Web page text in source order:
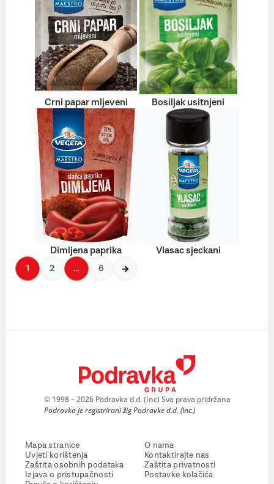
Crni papar mljeveni Bosiljak usitnjeni
Dimljena paprika Vlasac sjeckani
1 2 … 6
© 1998 – 2026 Podravka d.d. (Inc) Sva prava pridržana
Podravka je registrirani žig Podravke d.d. (Inc.)
Mapa stranice
Uvjeti korištenja
Zaštita osobnih podataka
Izjava o pristupačnosti
O nama
Kontaktirajte nas
Zaštita privatnosti
Postavke kolačića